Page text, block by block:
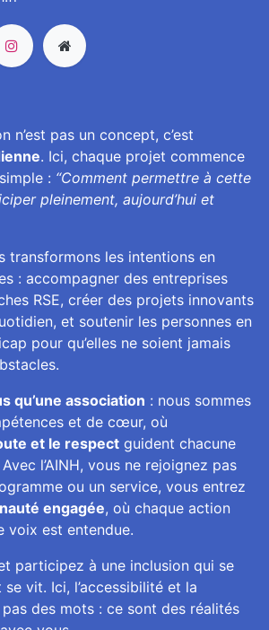
n’est pas un concept, c’est
. Ici, chaque projet commence
: “Comment permettre à cette
pleinement, aujourd’hui et
transformons les intentions en
: accompagner des entreprises
RSE, créer des projets innovants
et soutenir les personnes en
pour qu’elles ne soient jamais
qu’une association : nous sommes
et de cœur, où
et le respect guident chacune
l’AINH, vous ne rejoignez pas
ou un service, vous entrez
engagée, où chaque action
voix est entendue.
participez à une inclusion qui se
vit. Ici, l’accessibilité et la
des mots : ce sont des réalités